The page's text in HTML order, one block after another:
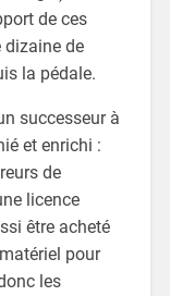
de ces
dizaine de
la pédale.
successeur à
et enrichi :
de
licence
être acheté
pour
les